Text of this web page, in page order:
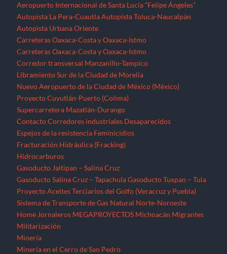
Aeropuerto Internacional de Santa Lucía “Felipe Ángeles”
Autopista La Pera-Cuautla Autopista Toluca-Naucalpán
Autopista Urbana Oriente
Carreteras Oaxaca-Costa y Oaxaca-Istmo
Carreteras Oaxaca-Costa y Oaxaca-Istmo
Corredor transversal Manzanillo-Tampico
Libramiento Sur de la Ciudad de Morelia
Nuevo Aeropuerto de la Ciudad de México (México)
Proyecto Cuyutlán-Puerto (Colima)
Supercarretera Mazatlán-Durango
Contacto Corredores industriales Desaparecidos
Espejos de la resistencia Feminicidios
Fracturación Hidráulica (Fracking)
Hidrocarburos
Gasoducto Jaltipan – Salina Cruz
Gasoducto Salina Cruz – Tapachula Gasoducto Tuxpan – Tula
Proyecto Aceites Terciarios del Golfo (Veracruz y Puebla)
Sistema de Transporte de Gas Natural Norte-Noroeste
Home Jornaleros MEGAPROYECTOS Michoacán Migrantes
Militarización
Minería
Minería en el Cerro de San Pedro